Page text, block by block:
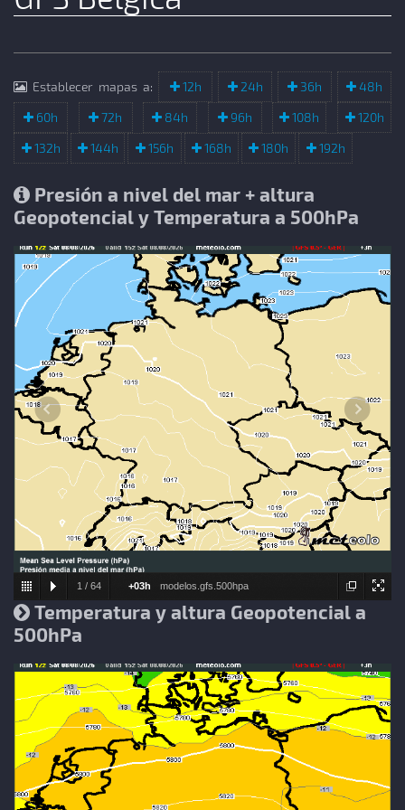
Establecer mapas a: 12h 24h 36h
48h
60h
72h 84h 96h 108h
120h
132h
144h 156h 168h 180h 192h
Presión a nivel del mar + altura
Geopotencial y Temperatura a 500hPa
1 / 64 +03h modelos.gfs.500hpa
Temperatura y altura Geopotencial a
500hPa